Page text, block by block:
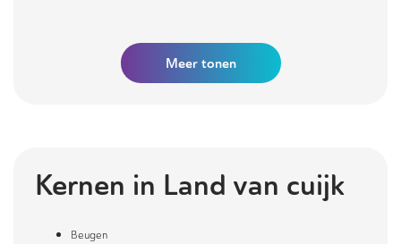
Meertonen
Kernen in Land van cuijk
Beugen